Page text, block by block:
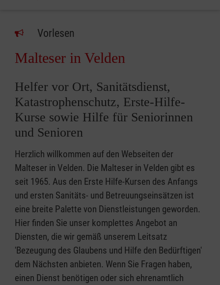
Vorlesen
Malteser in Velden
Helfer vor Ort, Sanitätsdienst,
Katastrophenschutz, Erste-Hilfe-
Kurse sowie Hilfe für Seniorinnen
und Senioren
Herzlich willkommen auf den Webseiten der
Malteser in Velden. Die Malteser in Velden gibt es
seit 1965. Aus den Erste Hilfe-Kursen des Anfangs
und ersten Sanitäts- und Betreuungseinsätzen ist
eine breite Palette von Dienstleistungen geworden.
Hier finden Sie unser komplettes Angebot an
Diensten, die wir gemäß unserem Leitsatz
'Bezeugung des Glaubens und Hilfe den Bedürftigen'
dem Nächsten anbieten. Wenn Sie Fragen haben,
einen Dienst benötigen oder sich ehrenamtlich